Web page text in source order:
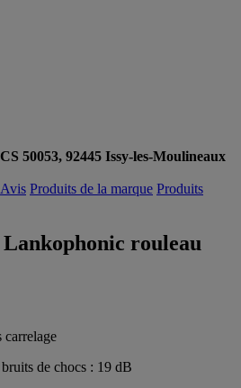
50053, 92445 Issy-les-Moulineaux
Avis Produits de la marque Produits
Lankophonic rouleau
carrelage
de chocs : 19 dB